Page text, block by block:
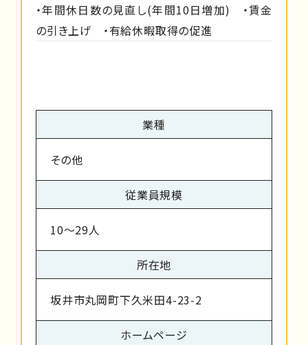
・年間休日数の見直し(年間10日増加) ・賃金
の引き上げ ・有給休暇取得の促進
業種
その他
従業員規模
10～29人
所在地
坂井市丸岡町下久米田4-23-2
ホームページ